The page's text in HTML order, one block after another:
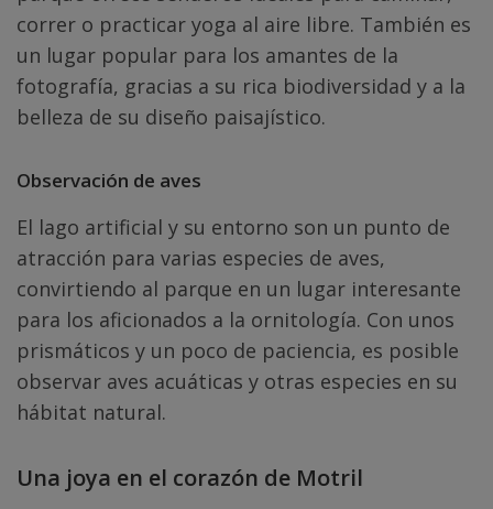
correr o practicar yoga al aire libre. También es
un lugar popular para los amantes de la
fotografía, gracias a su rica biodiversidad y a la
belleza de su diseño paisajístico.
Observación de aves
El lago artificial y su entorno son un punto de
atracción para varias especies de aves,
convirtiendo al parque en un lugar interesante
para los aficionados a la ornitología. Con unos
prismáticos y un poco de paciencia, es posible
observar aves acuáticas y otras especies en su
hábitat natural.
Una joya en el corazón de Motril